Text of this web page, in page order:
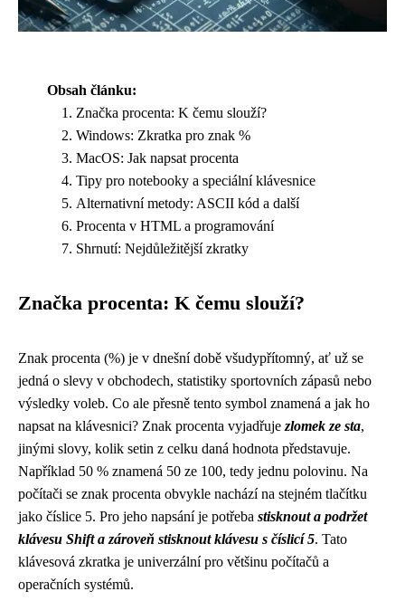
Obsah článku:
Značka procenta: K čemu slouží?
Windows: Zkratka pro znak %
MacOS: Jak napsat procenta
Tipy pro notebooky a speciální klávesnice
Alternativní metody: ASCII kód a další
Procenta v HTML a programování
Shrnutí: Nejdůležitější zkratky
Značka procenta: K čemu slouží?
Znak procenta (%) je v dnešní době všudypřítomný, ať už se
jedná o slevy v obchodech, statistiky sportovních zápasů nebo
výsledky voleb. Co ale přesně tento symbol znamená a jak ho
napsat na klávesnici? Znak procenta vyjadřuje zlomek ze sta,
jinými slovy, kolik setin z celku daná hodnota představuje.
Například 50 % znamená 50 ze 100, tedy jednu polovinu. Na
počítači se znak procenta obvykle nachází na stejném tlačítku
jako číslice 5. Pro jeho napsání je potřeba stisknout a podržet
klávesu Shift a zároveň stisknout klávesu s číslicí 5. Tato
klávesová zkratka je univerzální pro většinu počítačů a
operačních systémů.